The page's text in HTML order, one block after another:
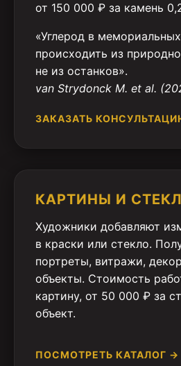
от 150 000 ₽ за камень
«Углерод в
происходить из
не из останков».
van Strydonck M. et al.
ЗАКАЗАТЬ
КАРТИНЫ И
Художники добавляют
в краски или стекло.
портреты, витражи,
объекты. Стоимость
картину, от 50 000 ₽ за
объект.
ПОСМОТРЕТЬ КАТАЛОГ →